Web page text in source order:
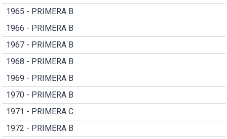
1965 - PRIMERA B
1966 - PRIMERA B
1967 - PRIMERA B
1968 - PRIMERA B
1969 - PRIMERA B
1970 - PRIMERA B
1971 - PRIMERA C
1972 - PRIMERA B